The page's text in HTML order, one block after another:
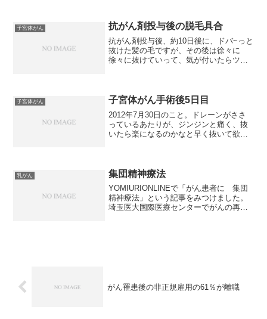
ました。講師の先生は不思議に思って、
医師に尋ねたところ、早期...
子宮体がん 抗がん剤投与後の脱毛具合
抗がん剤投与後、約10日後に、ドバ~っと
抜けた髪の毛ですが、その後は徐々に
徐々に抜けていって、気が付いたらツル
は、まだマダラだったよ...
子宮体がん 子宮体がん手術後5日目
2012年7月30日のこと。ドレーンがささ
っているあたりが、ジンジンと痛く、抜
いたら楽になるのかなと早く抜いて欲し
ったけれど、...
乳がん 集団精神療法
YOMIURIONLINEで「がん患者に 集団
精神療法」という記事をみつけました。
埼玉医大国際医療センターでがんの再発
がん罹患後の非正規雇用の61％が離職